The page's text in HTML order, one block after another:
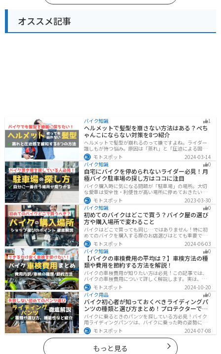
オススメ記事
バイク知識 1
ヘルメットで髪型を崩さない方法はある？ぺち
ゃんこにならない対策を8つ紹介
ヘルメットで髪型が崩れるのって嫌ですよね。ライダー
誰しもが持つ悩み。原因は「蒸れ」と「圧迫による固
定」です。原因に対してしっかりと対策すればヘルメッ
トを被っても髪型を崩さなくすることは可能です。今回
はその方法をまとめました。バイクに乗って髪型が崩れ
るのが気になるという人は、参考にしてください。
モトスポット
2024-03-14
バイク知識
0
自宅にバイクを停められないライダー必見！月
極バイク駐車場の探し方はココに注目
バイク購入時に気になる問題が「駐車場」の場所。大切
な愛車は安全性・利便性が高い場所に停めておきたいで
すよね？ 当記事ではそんな駐車場選びについて解説して
います。すでにバイクを持っていて、新しい駐車場を探
している人もぜひ参考にしてくださいね。
モトスポット
2023-03-30
バイク知識
0
初めてのバイクはどこで買う？バイク屋の選び
方や購入場所で変わること
バイクはどこで買っても同じ…ではありません！特に初
めてのバイクを購入する際のお店選びはとても重要で
す。どんなお店で購入するのがベストなのか？失敗しな
いお店選びのポイントをまとめます。
モトスポット
2024-06-03
バイク知識
0
【バイクの車検費用の平均は？】車検方法の種
類や費用を節約する方法を解説！
バイクの車検費用が知りたい方は必見！この記事では、
バイクの車検費用について詳しく解説します。実は、バ
イクの車検費用は一般的に20,000～70,000円程度です。
記事を読めば車検費用に関する知識が深まり、費用対効
果が高い車検の計画が可能です。
モトスポット
2024-10-20
バイク用品
0
バイク初心者が知っておくべきライディングパ
ンツの種類と選び方まとめ！プロテクターで脚
を守ろう
バイクに乗るときのパンツを探している方必見！バイク
用ライディングパンツは、バイクに乗った時の姿勢に最
適化されているので快適にバイクに乗ることができま
す。プロテクター内蔵で安全性も高くなります。この記事
ではパンツの選び方や種類など初心者が知っておくべき
ことをまとめました。
モトスポット 2024-07-08
もっと見る